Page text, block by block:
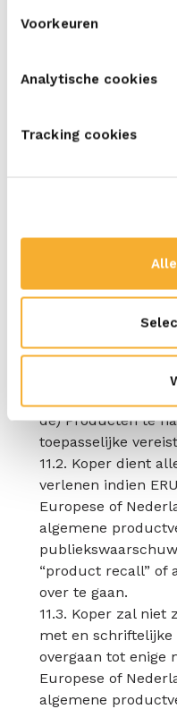
Voorkeuren
Analytische cookies
Tracking cookies
indien de
wettelijke en
ERU te allen tijde
omtrent de
gelden van het
zal (doen) laten
hulppersonen /
die overeenkomst
10.7. Iedere
door ERU zijn
vordering.
de) Producten te
toepasselijke
11.2. Koper dient
verlenen indien
Europese of
algemene
“product recall” of
over te gaan.
11.3. Koper zal niet
met en schriftelijke
overgaan tot enige
Europese of
algemene